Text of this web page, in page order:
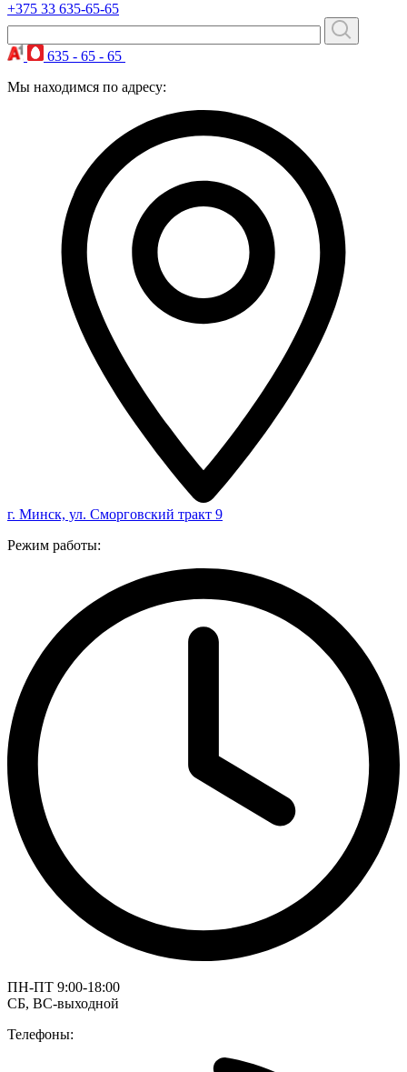
+375 33 635-65-65
635 - 65 - 65
Мы находимся по адресу:
г. Минск, ул. Сморговский тракт 9
Режим работы:
ПН-ПТ 9:00-18:00
СБ, ВС-выходной
Телефоны: